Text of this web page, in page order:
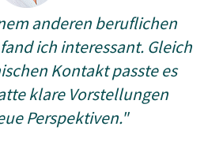
anderen beruflichen
ich interessant. Gleich
Kontakt passte es
klare Vorstellungen
Perspektiven."